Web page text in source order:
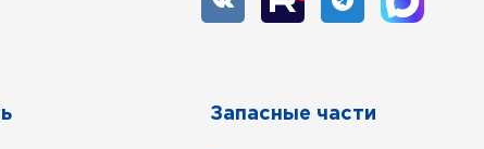
Запасные части